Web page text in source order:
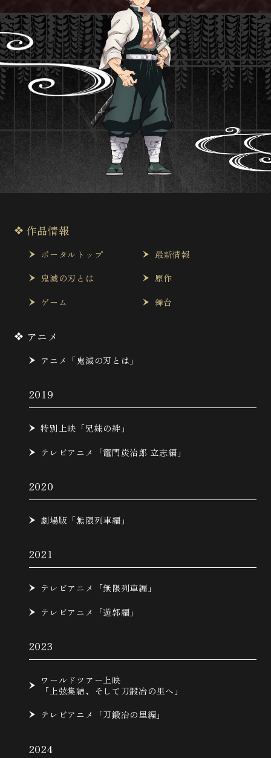
作品情報
ポータルトップ
最新情報
鬼滅の刃とは
原作
ゲーム
舞台
アニメ
アニメ「鬼滅の刃とは」
2019
特別上映「兄妹の絆」
テレビアニメ「竈門炭治郎 立志編」
2020
劇場版「無限列車編」
2021
テレビアニメ「無限列車編」
テレビアニメ「遊郭編」
2023
ワールドツアー上映
「上弦集結、そして刀鍛冶の里へ」
テレビアニメ「刀鍛冶の里編」
2024